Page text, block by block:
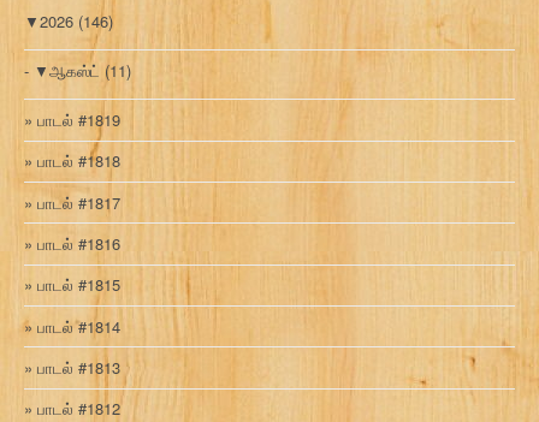
▼2026 (146)
▼ஆகஸ்ட் (11)
பாடல் #1819
பாடல் #1818
பாடல் #1817
பாடல் #1816
பாடல் #1815
பாடல் #1814
பாடல் #1813
பாடல் #1812